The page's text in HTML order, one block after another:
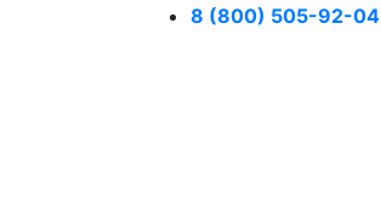
8 (800) 505-92-04